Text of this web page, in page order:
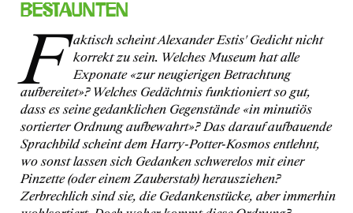
Bestaunten
F aktisch scheint Alexander Estis' Gedicht nicht
korrekt zu sein. Welches Museum hat alle
Exponate «zur neugierigen Betrachtung
aufbereitet»? Welches Gedächtnis funktioniert so gut,
dass es seine gedanklichen Gegenstände «in minutiös
sortierter Ordnung aufbewahrt»? Das darauf aufbauende
Sprachbild scheint dem Harry-Potter-Kosmos entlehnt,
wo sonst lassen sich Gedanken schwerelos mit einer
Pinzette (oder einem Zauberstab) herausziehen?
Zerbrechlich sind sie, die Gedankenstücke, aber immerhin